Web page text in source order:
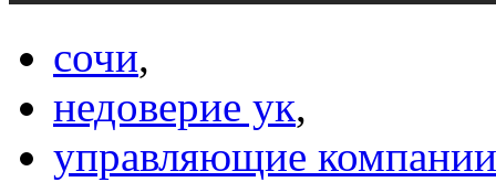
сочи,
недоверие ук,
управляющие компании